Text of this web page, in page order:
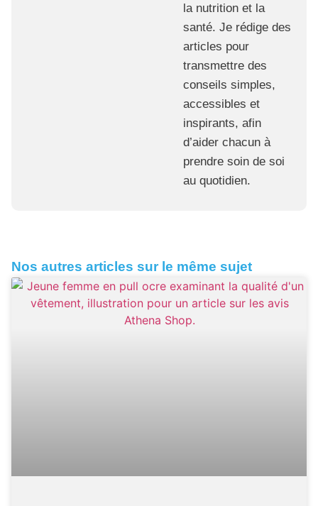
la nutrition et la
santé. Je rédige des
articles pour
transmettre des
conseils simples,
accessibles et
inspirants, afin
d’aider chacun à
prendre soin de soi
au quotidien.
Nos autres articles sur le même sujet